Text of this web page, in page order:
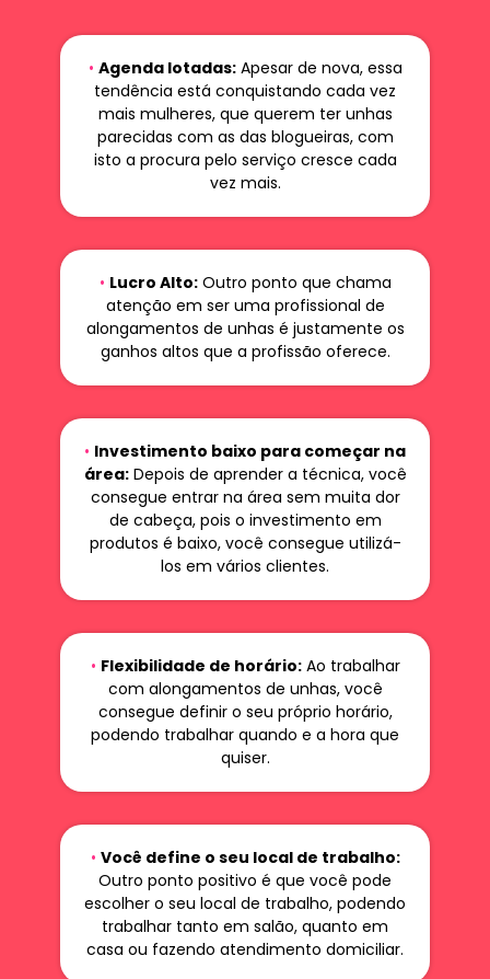
• Agenda lotadas:Apesar de nova, essa
tendência está conquistando cada vez
mais mulheres, que querem ter unhas
parecidas com as das blogueiras, com
isto a procura pelo serviço cresce cada
vez mais.
• Lucro Alto:Outro ponto que chama
atenção em ser uma profissional de
alongamentos de unhas é justamente os
ganhos altos que a profissão oferece.
• Investimento baixo para começar na
área:Depois de aprender a técnica, você
consegue entrar na área sem muita dor
de cabeça, pois o investimento em
produtos é baixo, você consegue utilizá-
los em vários clientes.
• Flexibilidade de horário:Ao trabalhar
com alongamentos de unhas, você
consegue definir o seu próprio horário,
podendo trabalhar quando e a hora que
quiser.
• Você define o seu local de trabalho:
Outro ponto positivo é que você pode
escolher o seu local de trabalho, podendo
trabalhar tanto em salão, quanto em
casa ou fazendo atendimento domiciliar.